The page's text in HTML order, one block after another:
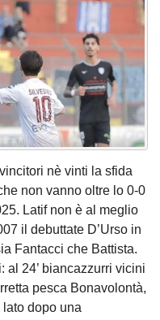
nè vinti la sfida
non vanno oltre lo 0-0
Latif non è al meglio
il debuttate D’Urso in
Fantacci che Battista.
al 24’ biancazzurri vicini
pesca Bonavolontà,
dopo una